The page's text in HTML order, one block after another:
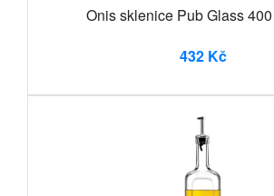
Onis sklenice Pub Glass
432 Kč